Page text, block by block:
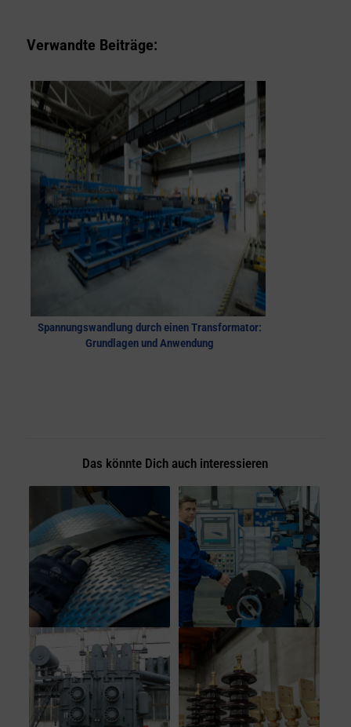
Verwandte Beiträge:
Spannungswandlung durch einen Transformator:
Grundlagen und Anwendung
Das könnte Dich auch interessieren